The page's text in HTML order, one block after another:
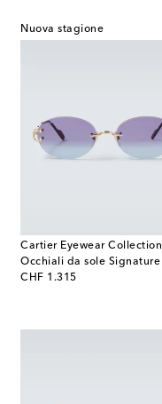
Nuova stagione
Cartier Eyewear Collection
CHF 1.315
original price